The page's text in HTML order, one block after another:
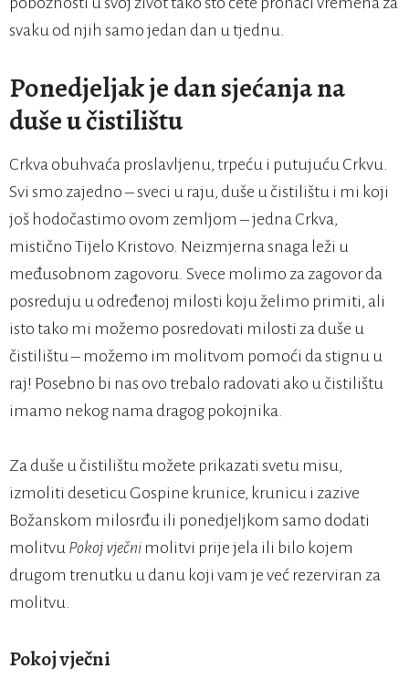
svaku od njih samo jedan dan u tjednu.
Ponedjeljak je dan sjećanja na
duše u čistilištu
Crkva obuhvaća proslavljenu, trpeću i putujuću Crkvu.
Svi smo zajedno – sveci u raju, duše u čistilištu i mi koji
još hodočastimo ovom zemljom – jedna Crkva,
mistično Tijelo Kristovo. Neizmjerna snaga leži u
međusobnom zagovoru. Svece molimo za zagovor da
posreduju u određenoj milosti koju želimo primiti, ali
isto tako mi možemo posredovati milosti za duše u
čistilištu – možemo im molitvom pomoći da stignu u
raj! Posebno bi nas ovo trebalo radovati ako u čistilištu
imamo nekog nama dragog pokojnika.
Za duše u čistilištu možete prikazati svetu misu,
izmoliti deseticu Gospine krunice, krunicu i zazive
Božanskom milosrđu ili ponedjeljkom samo dodati
molitvu Pokoj vječni molitvi prije jela ili bilo kojem
drugom trenutku u danu koji vam je već rezerviran za
molitvu.
Pokoj vječni